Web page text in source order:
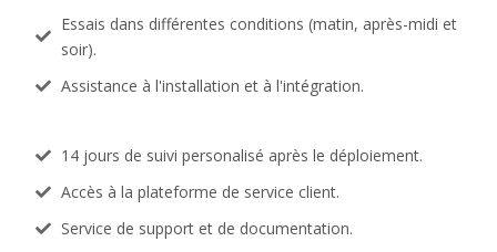
Essais dans différentes conditions (matin, après-midi et
soir).
Assistance à l'installation et à l'intégration.
14 jours de suivi personalisé après le déploiement.
Accès à la plateforme de service client.
Service de support et de documentation.